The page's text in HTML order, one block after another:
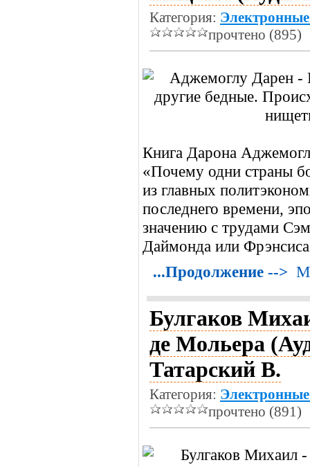
Категория:
прочтено (895)
Книга Дарона
«Почему одни страны
из главных
последнего времени,
значению с трудами
Даймонда или
...Продолжение -->
Булгаков
де Мольера
Татарский В.
Категория:
прочтено (891)